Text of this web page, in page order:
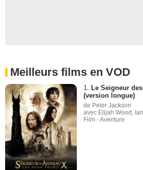
Meilleurs films en VOD
1. Le Seigneur
(version longue)
de Peter Jackson
avec Elijah Wood,
Film - Aventure